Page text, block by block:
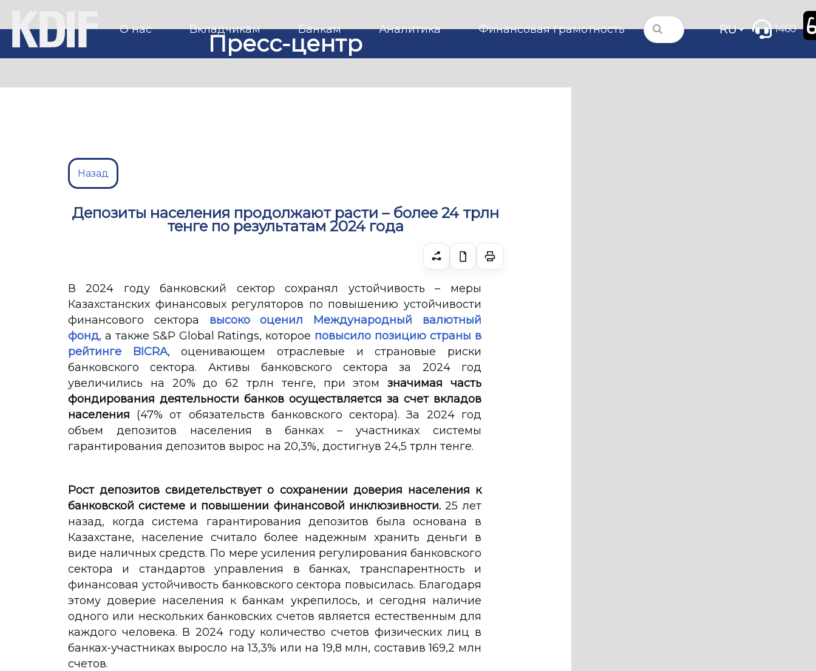
О нас Вкладчикам Банкам Аналитика Финансовая грамотность 1460
Пресс-центр
Назад
Депозиты населения продолжают расти – более 24 трлн
тенге по результатам 2024 года
В 2024 году банковский сектор сохранял устойчивость – меры
Казахстанских финансовых регуляторов по повышению устойчивости
финансового сектора высоко оценил Международный валютный
фонд, а также S&P Global Ratings, которое повысило позицию страны в
рейтинге BICRA, оценивающем отраслевые и страновые риски
банковского сектора. Активы банковского сектора за 2024 год
увеличились на 20% до 62 трлн тенге, при этомзначимая часть
фондирования деятельности банков осуществляется за счет вкладов
населения (47% от обязательств банковского сектора). За 2024 год
объем депозитов населения в банках – участниках системы
гарантирования депозитов вырос на 20,3%, достигнув 24,5 трлн тенге.
Рост депозитов свидетельствует о сохранении доверия населения к
банковской системе и повышении финансовой инклюзивности.25 лет
назад, когда система гарантирования депозитов была основана в
Казахстане, население считало более надежным хранить деньги в
виде наличных средств. По мере усиления регулирования банковского
сектора и стандартов управления в банках, транспарентность и
финансовая устойчивость банковского сектора повысилась. Благодаря
этому доверие населения к банкам укрепилось, и сегодня наличие
одного или нескольких банковских счетов является естественным для
каждого человека. В 2024 году количество счетов физических лиц в
банках-участниках выросло на 13,3% или на 19,8 млн, составив 169,2 млн
счетов.